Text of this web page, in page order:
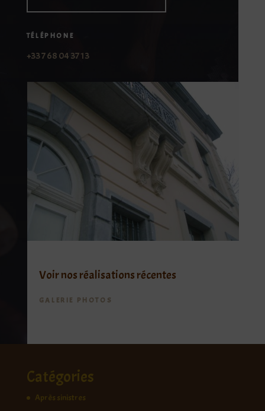
TÉLÉPHONE
+33 7 68 04 37 13
Voir nos réalisations récentes
GALERIE PHOTOS
Catégories
Après sinistres